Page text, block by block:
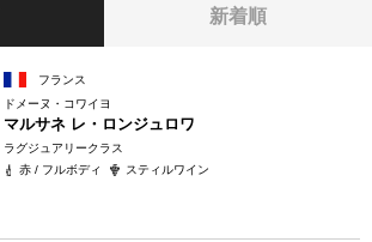
新着順
フランス
ドメーヌ・コワイヨ
マルサネ レ・ロンジュロワ
ラグジュアリークラス
赤 / フルボディ
スティルワイン